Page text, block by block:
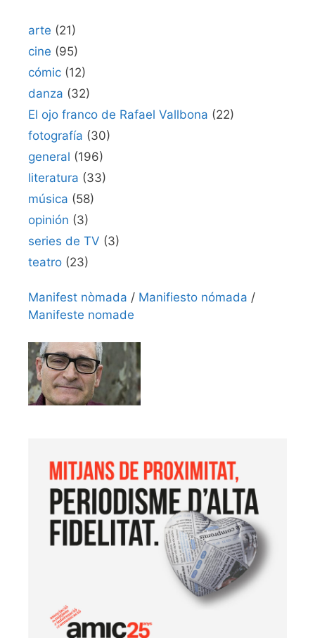
arte (21)
cine (95)
cómic (12)
danza (32)
El ojo franco de Rafael Vallbona (22)
fotografía (30)
general (196)
literatura (33)
música (58)
opinión (3)
series de TV (3)
teatro (23)
Manifest nòmada / Manifiesto nómada /
Manifeste nomade